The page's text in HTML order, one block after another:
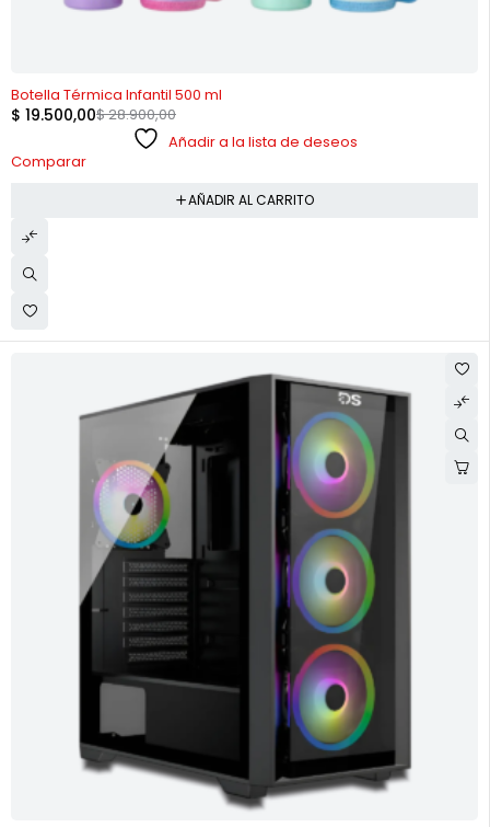
-33%
Botella Térmica Infantil 500 ml
$28.900,00
$ 19.500,00
Añadir a la lista de deseos
Comparar
AÑADIR AL CARRITO